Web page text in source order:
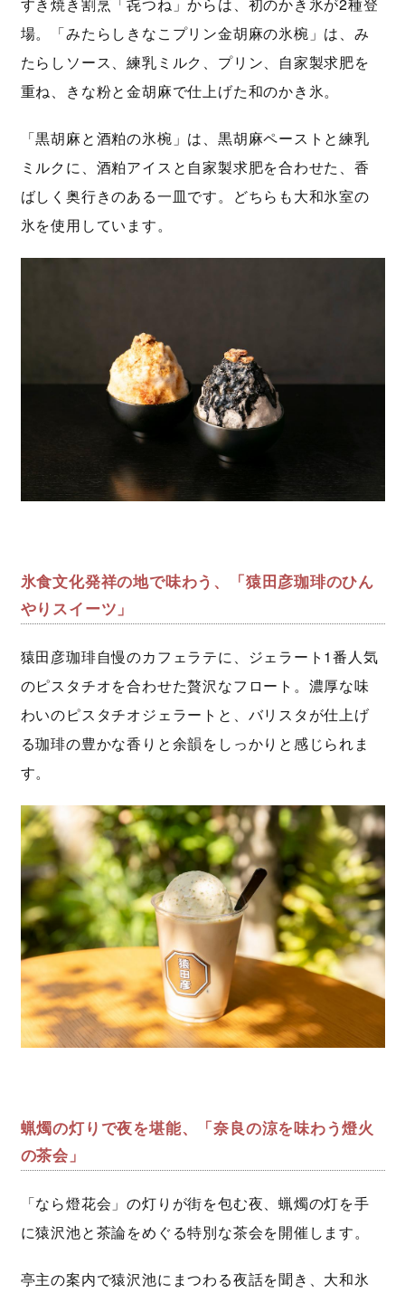
場。「みたらしきなこプリン金胡麻の氷椀」は、み
たらしソース、練乳ミルク、プリン、自家製求肥を
重ね、きな粉と金胡麻で仕上げた和のかき氷。
「黒胡麻と酒粕の氷椀」は、黒胡麻ペーストと練乳
ミルクに、酒粕アイスと自家製求肥を合わせた、香
ばしく奥行きのある一皿です。どちらも大和氷室の
氷を使用しています。
氷食文化発祥の地で味わう、「猿田彦珈琲のひん
やりスイーツ」
猿田彦珈琲自慢のカフェラテに、ジェラート1番人気
のピスタチオを合わせた贅沢なフロート。濃厚な味
わいのピスタチオジェラートと、バリスタが仕上げ
る珈琲の豊かな香りと余韻をしっかりと感じられま
す。
蝋燭の灯りで夜を堪能、「奈良の涼を味わう燈火
の茶会」
「なら燈花会」の灯りが街を包む夜、蝋燭の灯を手
に猿沢池と茶論をめぐる特別な茶会を開催します。
亭主の案内で猿沢池にまつわる夜話を聞き、大和氷